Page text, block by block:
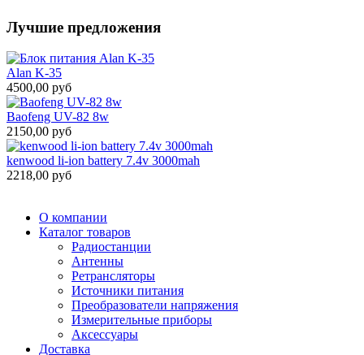
Лучшие предложения
Alan K-35
4500,00 руб
Baofeng UV-82 8w
2150,00 руб
kenwood li-ion battery 7.4v 3000mah
2218,00 руб
О компании
Каталог товаров
Радиостанции
Антенны
Ретрансляторы
Источники питания
Преобразователи напряжения
Измерительные приборы
Аксессуары
Доставка